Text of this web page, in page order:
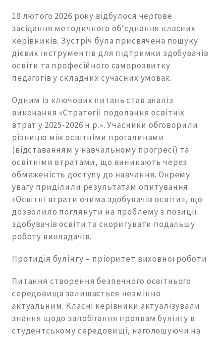
18 лютого 2026 року відбулося чергове
засідання методичного об’єднання класних
керівників. Зустріч була присвячена пошуку
дієвих інструментів для підтримки здобувачів
освіти та професійного саморозвитку
педагогів у складних сучасних умовах.
Одним із ключових питань став аналіз
виконання «Стратегії подолання освітніх
втрат у 2025-2026 н.р.». Учасники обговорили
різницю між освітніми прогалинами
(відставанням у навчальному прогресі) та
освітніми втратами, що виникають через
обмеженість доступу до навчання. Окрему
увагу приділили результатам опитування
«Освітні втрати очима здобувачів освіти», що
дозволило поглянути на проблему з позиції
здобувачів освіти та скоригувати подальшу
роботу викладачів.
Протидія булінгу – пріоритет виховної роботи
Питання створення безпечного освітнього
середовища залишається незмінно
актуальним. Класні керівники актуалізували
знання щодо запобігання проявам булінгу в
студентському середовищі, наголошуючи на